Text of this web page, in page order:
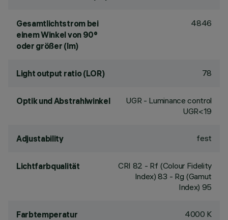
Gesamtlichtstrom bei
einem Winkel von 90°
oder größer (lm)
4846
Light output ratio (LOR) 78
Optik und Abstrahlwinkel
UGR - Luminance control
UGR<19
Adjustability fest
Lichtfarbqualität CRI 82 - Rf (Colour Fidelity
Index) 83 - Rg (Gamut
Index) 95
Farbtemperatur 4000 K